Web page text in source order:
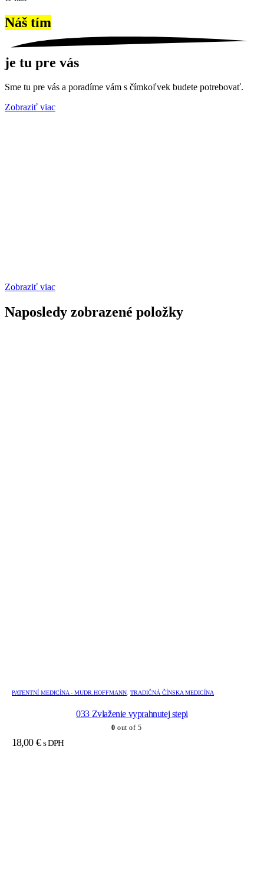
Náš tím
je tu pre vás
Sme tu pre vás a poradíme vám s čímkoľvek budete potrebovať.
Zobraziť viac
Zobraziť viac
Naposledy zobrazené položky
PATENTNÍ MEDICÍNA - MUDR.HOFFMANN, TRADIČNÁ ČÍNSKA MEDICÍNA
033 Zvlaženie vyprahnutej stepi
0 out of 5
18,00 € s DPH